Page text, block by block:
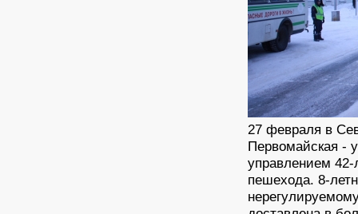
27 февраля в
Первомайская -
управлением 42-
пешехода. 8-